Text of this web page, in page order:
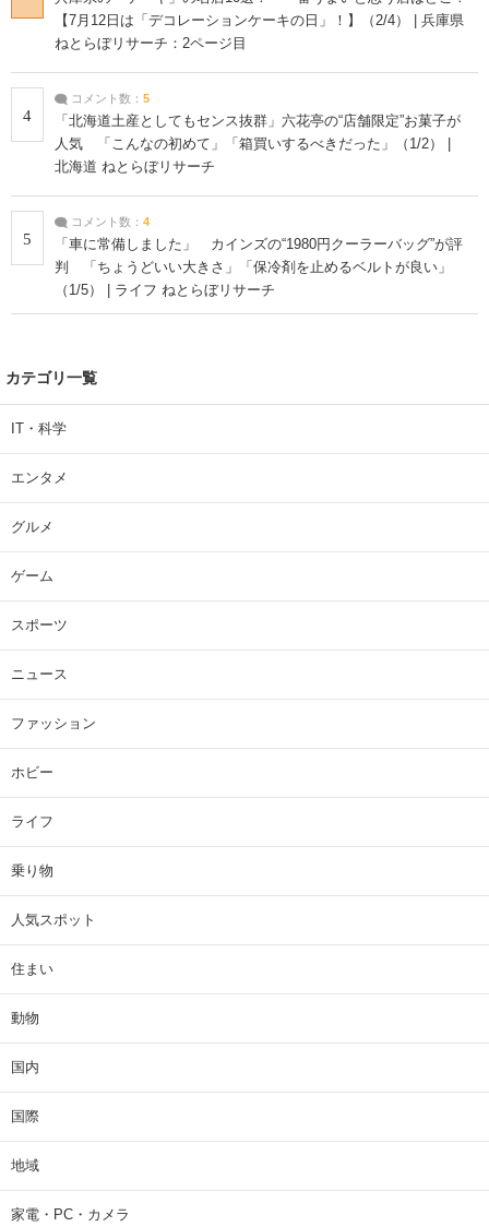
【7月12日は「デコレーションケーキの日」！】（2/4） | 兵庫県
ねとらぼリサーチ：2ページ目
4
コメント数： 5
「北海道土産としてもセンス抜群」六花亭の“店舗限定”お菓子が
人気 「こんなの初めて」「箱買いするべきだった」（1/2） |
北海道 ねとらぼリサーチ
5
コメント数： 4
「車に常備しました」 カインズの“1980円クーラーバッグ”が評
判 「ちょうどいい大きさ」「保冷剤を止めるベルトが良い」
（1/5） | ライフ ねとらぼリサーチ
カテゴリ一覧
IT・科学
エンタメ
グルメ
ゲーム
スポーツ
ニュース
ファッション
ホビー
ライフ
乗り物
人気スポット
住まい
動物
国内
国際
地域
家電・PC・カメラ